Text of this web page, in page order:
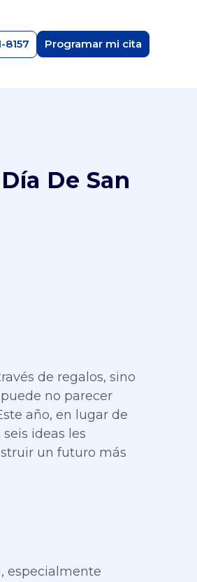
8157 Programar mi cita
De San
de regalos, sino
no parecer
año, en lugar de
ideas les
un futuro más
especialmente